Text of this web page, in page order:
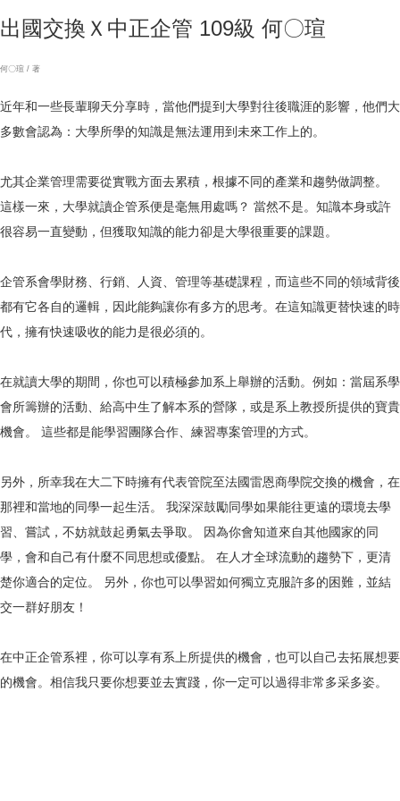
出國交換Ｘ中正企管 109級 何〇瑄
何〇瑄 / 著
近年和一些長輩聊天分享時，當他們提到大學對往後職涯的影響，他們大
多數會認為：大學所學的知識是無法運用到未來工作上的。
尤其企業管理需要從實戰方面去累積，根據不同的產業和趨勢做調整。
這樣一來，大學就讀企管系便是毫無用處嗎？ 當然不是。知識本身或許
很容易一直變動，但獲取知識的能力卻是大學很重要的課題。
企管系會學財務、行銷、人資、管理等基礎課程，而這些不同的領域背後
都有它各自的邏輯，因此能夠讓你有多方的思考。在這知識更替快速的時
代，擁有快速吸收的能力是很必須的。
在就讀大學的期間，你也可以積極參加系上舉辦的活動。例如：當屆系學
會所籌辦的活動、給高中生了解本系的營隊，或是系上教授所提供的寶貴
機會。 這些都是能學習團隊合作、練習專案管理的方式。
另外，所幸我在大二下時擁有代表管院至法國雷恩商學院交換的機會，在
那裡和當地的同學一起生活。 我深深鼓勵同學如果能往更遠的環境去學
習、嘗試，不妨就鼓起勇氣去爭取。 因為你會知道來自其他國家的同
學，會和自己有什麼不同思想或優點。 在人才全球流動的趨勢下，更清
楚你適合的定位。 另外，你也可以學習如何獨立克服許多的困難，並結
交一群好朋友！
在中正企管系裡，你可以享有系上所提供的機會，也可以自己去拓展想要
的機會。相信我只要你想要並去實踐，你一定可以過得非常多采多姿。